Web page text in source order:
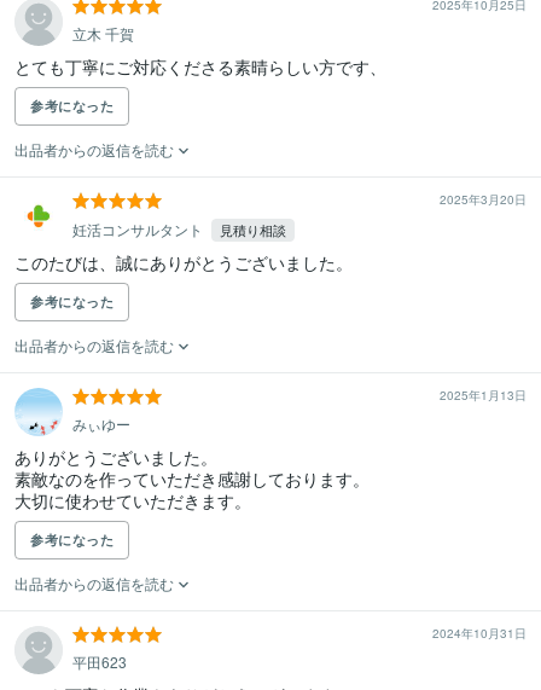
2025年10月25日
立木 千賀
とても丁寧にご対応くださる素晴らしい方です、
参考になった
出品者からの返信を読む
2025年3月20日
妊活コンサルタント 見積り相談
このたびは、誠にありがとうございました。
参考になった
出品者からの返信を読む
2025年1月13日
みぃゆー
ありがとうございました。
素敵なのを作っていただき感謝しております。
大切に使わせていただきます。
参考になった
出品者からの返信を読む
2024年10月31日
平田623